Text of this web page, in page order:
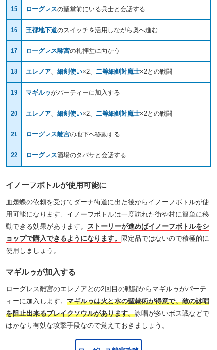
15 ローグレスの聖堂前にいる兵士と会話する
16 王都地下道のスイッチを活用しながら奥へ進む
17 ローグレス離宮の礼拝堂に向かう
18 エレノア 細剣使い×2、 二等細剣対魔士×2との戦闘
19 マギルゥがパーティーに加入する
20 エレノア 細剣使い×2、 二等細剣対魔士×2との戦闘
21 ローグレス離宮の地下へ移動する
22 ローグレス酒場のタバサと会話する
イノーフボトルが使用可能に
血翅蝶の依頼を受けてダーナ街道に出た後からイノーフボトルが使
用可能になります。イノーフボトルは一度訪れた街や村に簡単に移
動できる効果があります。
ストーリーが進めばイノーフボトルをシ
ョップで購入できるようになります。
限定品ではないので積極的に
使用しましょう。
マギルゥが加入する
ローグレス離宮のエレノアとの2回目の戦闘からマギルゥがパーテ
ィーに加入します。 マギルゥは火と水の聖隷術が得意で、敵の詠唱
を阻止出来るブレイクソウルがあります。詠唱が多いボス戦などで
はかなり有効な攻撃手段なので覚えておきましょう。